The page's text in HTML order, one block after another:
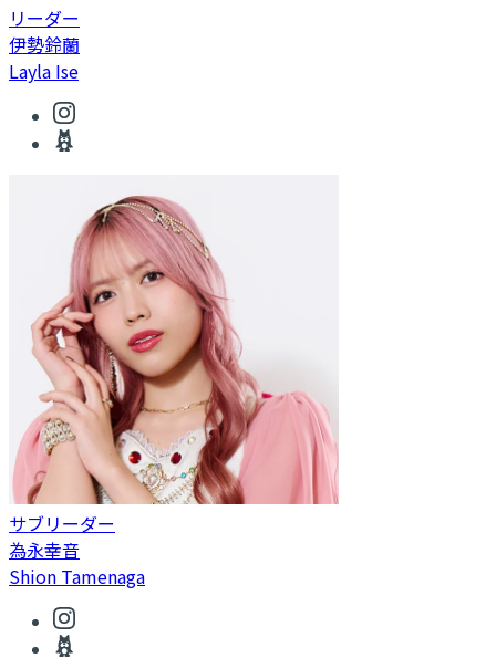
リーダー
伊勢鈴蘭
Layla Ise
サブリーダー
為永幸音
Shion Tamenaga